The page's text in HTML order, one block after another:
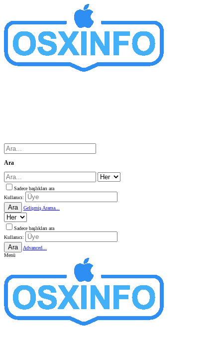
Ara
Sadece başlıkları ara
Kullanıcı:
Ara Gelişmiş Arama...
Sadece başlıkları ara
Kullanıcı:
Ara
Advanced...
Menü